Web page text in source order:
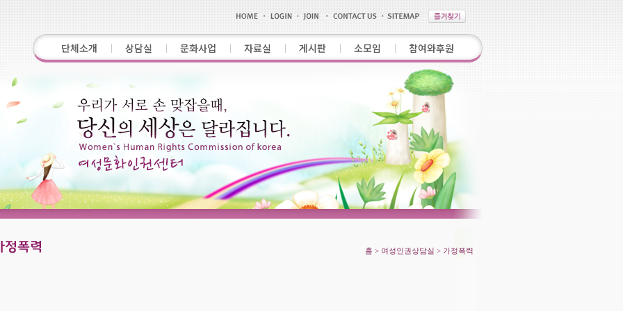
단체소개 상담실 문화사업 자료실 게시판 소모임 참여와후원
홈 > 여성인권상담실 > 가정폭력